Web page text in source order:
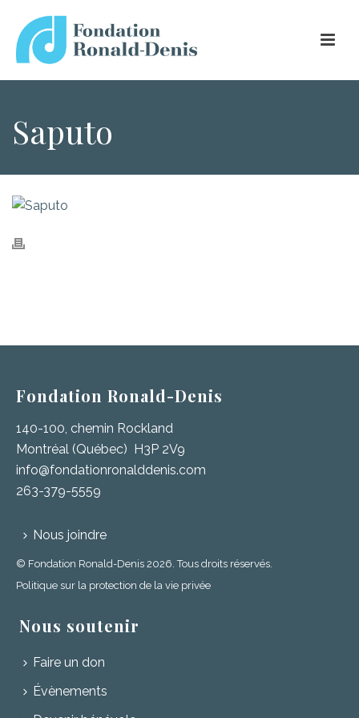
Saputo
Fondation Ronald-Denis
140-100, chemin Rockland
Montréal (Québec) H3P 2V9
info@fondationronalddenis.com
263-379-5559
Nous joindre
© Fondation Ronald-Denis 2026. Tous droits réservés.
Politique sur la protection de la vie privée
Nous soutenir
Faire un don
Évènements